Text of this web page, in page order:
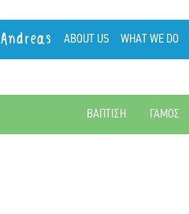
Andreas ABOUT US WHAT WE DO
ΒΑΠΤΙΣΗ ΓΑΜΟΣ